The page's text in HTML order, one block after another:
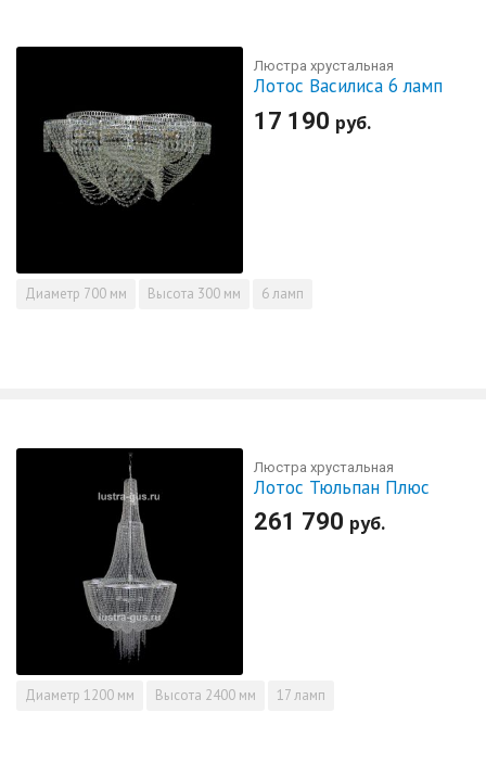
Люстра хрустальная
Лотос Василиса 6 ламп
17 190 руб.
Диаметр 700 мм Высота 300 мм 6 ламп
Люстра хрустальная
Лотос Тюльпан Плюс
261 790 руб.
Диаметр 1200 мм Высота 2400 мм 17 ламп